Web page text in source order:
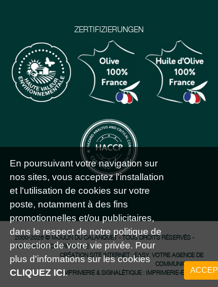
ZERTIFIZIERUNGEN
2000-2026 © MOULIN DU CALANQUET - TOUS DROITS RÉSERVÉS -
SAINT-RÉMY DE PROVENCE
CRÉATION SITE INTERNET : EASY, VOTRE AGENCE DE
COMMUNICATION
IMPRIMERIE & SIGNALÉTIQUE : IMPRIMERIE-EASY.FR
En poursuivant votre navigation sur
nos sites, vous acceptez l'installation
et l'utilisation de cookies sur votre
poste, notamment à des fins
promotionnelles et/ou publicitaires,
dans le respect de notre politique de
protection de votre vie privée. Pour
plus d'infomations sur les cookies
CLIQUEZ ICI.